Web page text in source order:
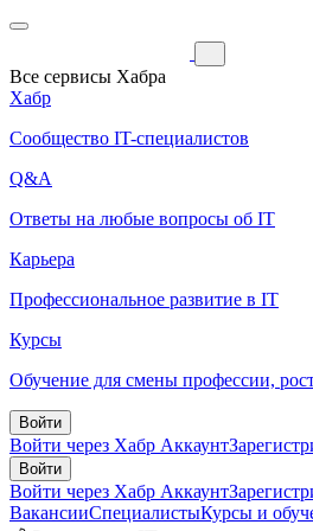
Все сервисы Хабра
Хабр
Сообщество IT-специалистов
Q&A
Ответы на любые вопросы об IT
Карьера
Профессиональное развитие в IT
Курсы
Обучение для смены профессии,
Войти
Войти через Хабр Аккаунт
Войти
Войти через Хабр Аккаунт
ВакансииСпециалистыКурсы и